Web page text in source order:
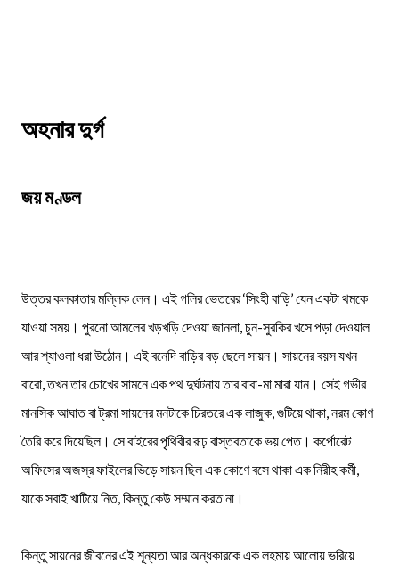
অহনার দুর্গ
জয় মণ্ডল
উত্তর কলকাতার মল্লিক লেন। এই গলির ভেতরের ‘সিংহী বাড়ি’ যেন একটা থমকে
যাওয়া সময়। পুরনো আমলের খড়খড়ি দেওয়া জানলা, চুন-সুরকির খসে পড়া দেওয়াল
আর শ্যাওলা ধরা উঠোন। এই বনেদি বাড়ির বড় ছেলে সায়ন। সায়নের বয়স যখন
বারো, তখন তার চোখের সামনে এক পথ দুর্ঘটনায় তার বাবা-মা মারা যান। সেই গভীর
মানসিক আঘাত বা ট্রমা সায়নের মনটাকে চিরতরে এক লাজুক, গুটিয়ে থাকা, নরম কোণ
তৈরি করে দিয়েছিল। সে বাইরের পৃথিবীর রূঢ় বাস্তবতাকে ভয় পেত। কর্পোরেট
অফিসের অজস্র ফাইলের ভিড়ে সায়ন ছিল এক কোণে বসে থাকা এক নিরীহ কর্মী,
যাকে সবাই খাটিয়ে নিত, কিন্তু কেউ সম্মান করত না।
কিন্তু সায়নের জীবনের এই শূন্যতা আর অন্ধকারকে এক লহমায় আলোয় ভরিয়ে